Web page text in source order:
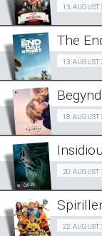
13. AUGUST
The
13. AUGUST
18. AUGUST
20. AUGUST
22. AUGUST